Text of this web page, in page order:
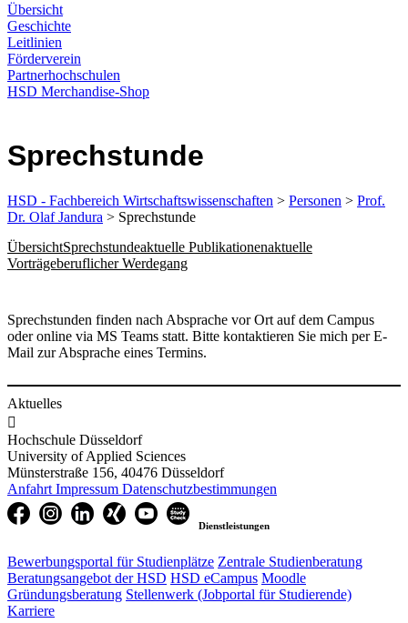
Übersicht
Geschichte
Leitlinien
Förderverein
Partnerhochschulen
HSD Merchandise-Shop
Sprechstunde
HSD - Fachbereich Wirtschaftswissenschaften > Personen > Prof.
Dr. Olaf Jandura > Sprechstunde
ÜbersichtSprechstundeaktuelle Publikationenaktuelle
Vorträgeberuflicher Werdegang
Sprechstunden finden nach Absprache vor Ort auf dem Campus
oder online via MS Teams statt. Bitte kontaktieren Sie mich per E-
Mail zur Absprache eines Termins.​
Aktuelles

Hochschule Düsseldorf
University of Applied Sciences
Münsterstraße 156, 40476 Düsseldorf
Anfahrt Impressum Datenschutzbestimmungen
Dienstleistungen
Bewerbungsportal für Studienplätze Zentrale Studienberatung
Beratungsangebot der HSD HSD eCampus Moodle
Gründungsberatung Stellenwerk (Jobportal für Studierende)
Karriere